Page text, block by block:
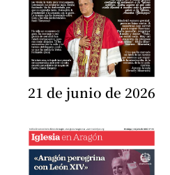
21 de junio de 2026